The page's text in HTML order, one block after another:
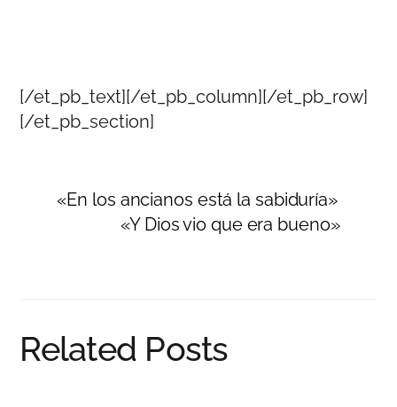
[/et_pb_text][/et_pb_column][/et_pb_row]
[/et_pb_section]
«En los ancianos está la sabiduría»
«Y Dios vio que era bueno»
Related Posts